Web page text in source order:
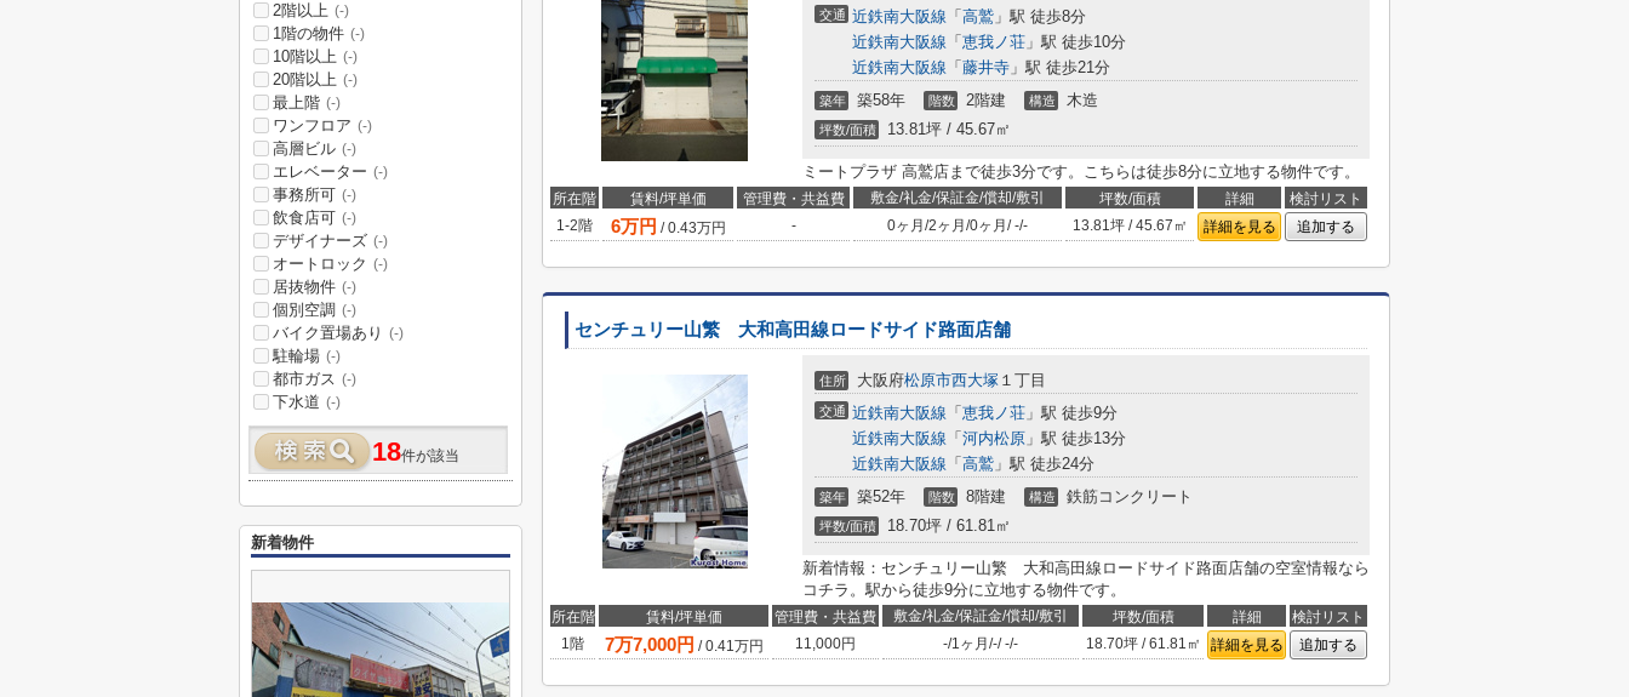
交通 近鉄南大阪線 「 高鷲 」駅 徒歩8分
近鉄南大阪線 「 恵我ノ荘 」駅 徒歩10分
近鉄南大阪線 「 藤井寺 」駅 徒歩21分
築年 築58年 階数 2階建 構造 木造
坪数/面積 13.81坪 / 45.67㎡
ミートプラザ 高鷲店まで徒歩3分です。こちらは徒歩8分に立地する物件です。
所在階 賃料/坪単価 管理費・共益費 敷金/礼金/保証金/償却/敷引 坪数/面積 詳細
検討リスト
1-2階
6万円 /0.43万円 - 0ヶ月 /2ヶ月 /0ヶ月 /-/- 13.81坪 / 45.67㎡ 詳細を見る 追加する
センチュリー山繁 大和高田線ロードサイド路面店舗
住所 大阪府松原市西大塚 １丁目
交通 近鉄南大阪線 「 恵我ノ荘 」駅 徒歩9分
近鉄南大阪線 「 河内松原 」駅 徒歩13分
近鉄南大阪線 「 高鷲 」駅 徒歩24分
築年 築52年 階数 8階建 構造 鉄筋コンクリート
坪数/面積 18.70坪 / 61.81㎡
新着情報：センチュリー山繁 大和高田線ロードサイド路面店舗の空室情報なら
コチラ。駅から徒歩9分に立地する物件です。
所在階 賃料/坪単価 管理費・共益費 敷金/礼金/保証金/償却/敷引 坪数/面積 詳細
検討リスト
1階
7万7,000円 /0.41万円 11,000円 -/1ヶ月 /-/-/- 18.70坪 / 61.81㎡ 詳細を見る 追加する
2階以上 (-)
1階の物件 (-)
10階以上 (-)
20階以上 (-)
最上階 (-)
ワンフロア (-)
高層ビル (-)
エレベーター (-)
事務所可 (-)
飲食店可 (-)
デザイナーズ (-)
オートロック (-)
居抜物件 (-)
個別空調 (-)
バイク置場あり (-)
駐輪場 (-)
都市ガス (-)
下水道 (-)
18件が該当
新着物件